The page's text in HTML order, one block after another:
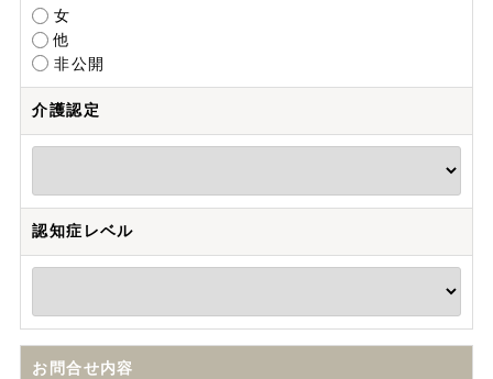
女
他
非公開
介護認定
認知症レベル
お問合せ内容